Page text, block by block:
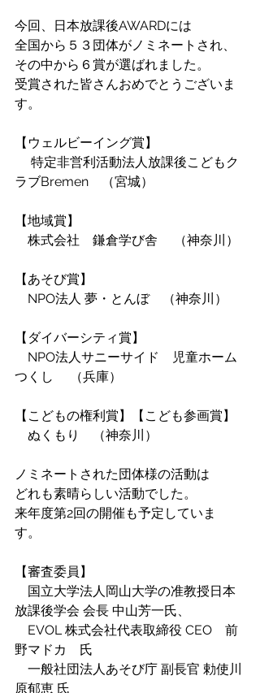
今回、日本放課後AWARDには
全国から５３団体がノミネートされ、
その中から６賞が選ばれました。
受賞された皆さんおめでとうございま
す。
【ウェルビーイング賞】
特定非営利活動法人放課後こどもク
ラブBremen　（宮城）
【地域賞】
株式会社　鎌倉学び舎 　（神奈川）
【あそび賞】
NPO法人 夢・とんぼ　（神奈川）
【ダイバーシティ賞】
NPO法人サニーサイド　児童ホーム
つくし 　（兵庫）
【こどもの権利賞】【こども参画賞】
ぬくもり　（神奈川）
ノミネートされた団体様の活動は
どれも素晴らしい活動でした。
来年度第2回の開催も予定していま
す。
【審査委員】
国立大学法人岡山大学の准教授日本
放課後学会 会長 中山芳一氏、
EVOL 株式会社代表取締役 CEO　前
野マドカ　氏
一般社団法人あそび庁 副長官 勅使川
原郁恵 氏